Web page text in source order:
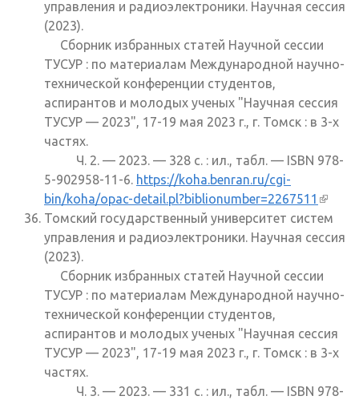
управления и радиоэлектроники. Научная сессия
(2023).
Сборник избранных статей Научной сессии
ТУСУР : по материалам Международной научно-
технической конференции студентов,
аспирантов и молодых ученых "Научная сессия
ТУСУР — 2023", 17-19 мая 2023 г., г. Томск : в 3-х
частях.
Ч. 2. — 2023. — 328 с. : ил., табл. — ISBN 978-
5-902958-11-6. https://koha.benran.ru/cgi-
bin/koha/opac-detail.pl?biblionumber=2267511
Томский государственный университет систем
управления и радиоэлектроники. Научная сессия
(2023).
Сборник избранных статей Научной сессии
ТУСУР : по материалам Международной научно-
технической конференции студентов,
аспирантов и молодых ученых "Научная сессия
ТУСУР — 2023", 17-19 мая 2023 г., г. Томск : в 3-х
частях.
Ч. 3. — 2023. — 331 с. : ил., табл. — ISBN 978-